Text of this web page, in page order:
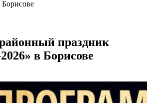
праздник
в Борисове